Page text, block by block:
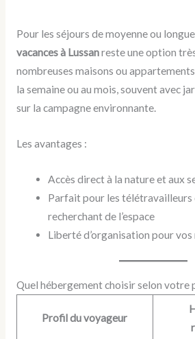
Pour les séjours de moyenne ou
vacances à Lussanreste une option
nombreuses maisons ou
la semaine ou au mois, souvent avec
sur la campagne environnante.
Les avantages :
Accès direct à la nature et aux
Parfait pour les télétravailleurs
recherchant de l’espace
Liberté d’organisation pour
Quel hébergement choisir selon votre
Profil du voyageur